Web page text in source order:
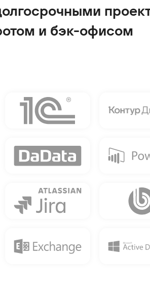
и бэк-офисом